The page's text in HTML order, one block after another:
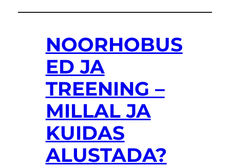
NOORHOBUS
ED JA
TREENING –
MILLAL JA
KUIDAS
ALUSTADA?